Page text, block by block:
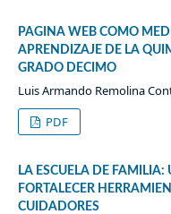
PAGINA WEB COMO
APRENDIZAJE DE LA
GRADO DECIMO
Luis Armando Remolina
PDF
LA ESCUELA DE
FORTALECER
CUIDADORES